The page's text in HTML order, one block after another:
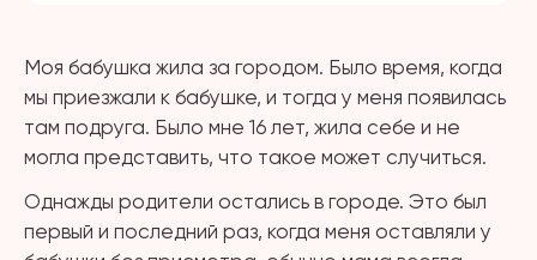
Моя бабушка жила за городом. Было время, когда
мы приезжали к бабушке, и тогда у меня появилась
там подруга. Было мне 16 лет, жила себе и не
могла представить, что такое может случиться.
Однажды родители остались в городе. Это был
первый и последний раз, когда меня оставляли у